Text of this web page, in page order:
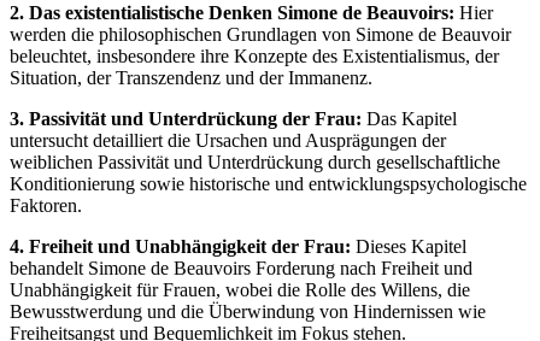
2. Das existentialistische Denken Simone de Beauvoirs: Hier
werden die philosophischen Grundlagen von Simone de Beauvoir
beleuchtet, insbesondere ihre Konzepte des Existentialismus, der
Situation, der Transzendenz und der Immanenz.
3. Passivität und Unterdrückung der Frau: Das Kapitel
untersucht detailliert die Ursachen und Ausprägungen der
weiblichen Passivität und Unterdrückung durch gesellschaftliche
Konditionierung sowie historische und entwicklungspsychologische
Faktoren.
4. Freiheit und Unabhängigkeit der Frau: Dieses Kapitel
behandelt Simone de Beauvoirs Forderung nach Freiheit und
Unabhängigkeit für Frauen, wobei die Rolle des Willens, die
Bewusstwerdung und die Überwindung von Hindernissen wie
Freiheitsangst und Bequemlichkeit im Fokus stehen.